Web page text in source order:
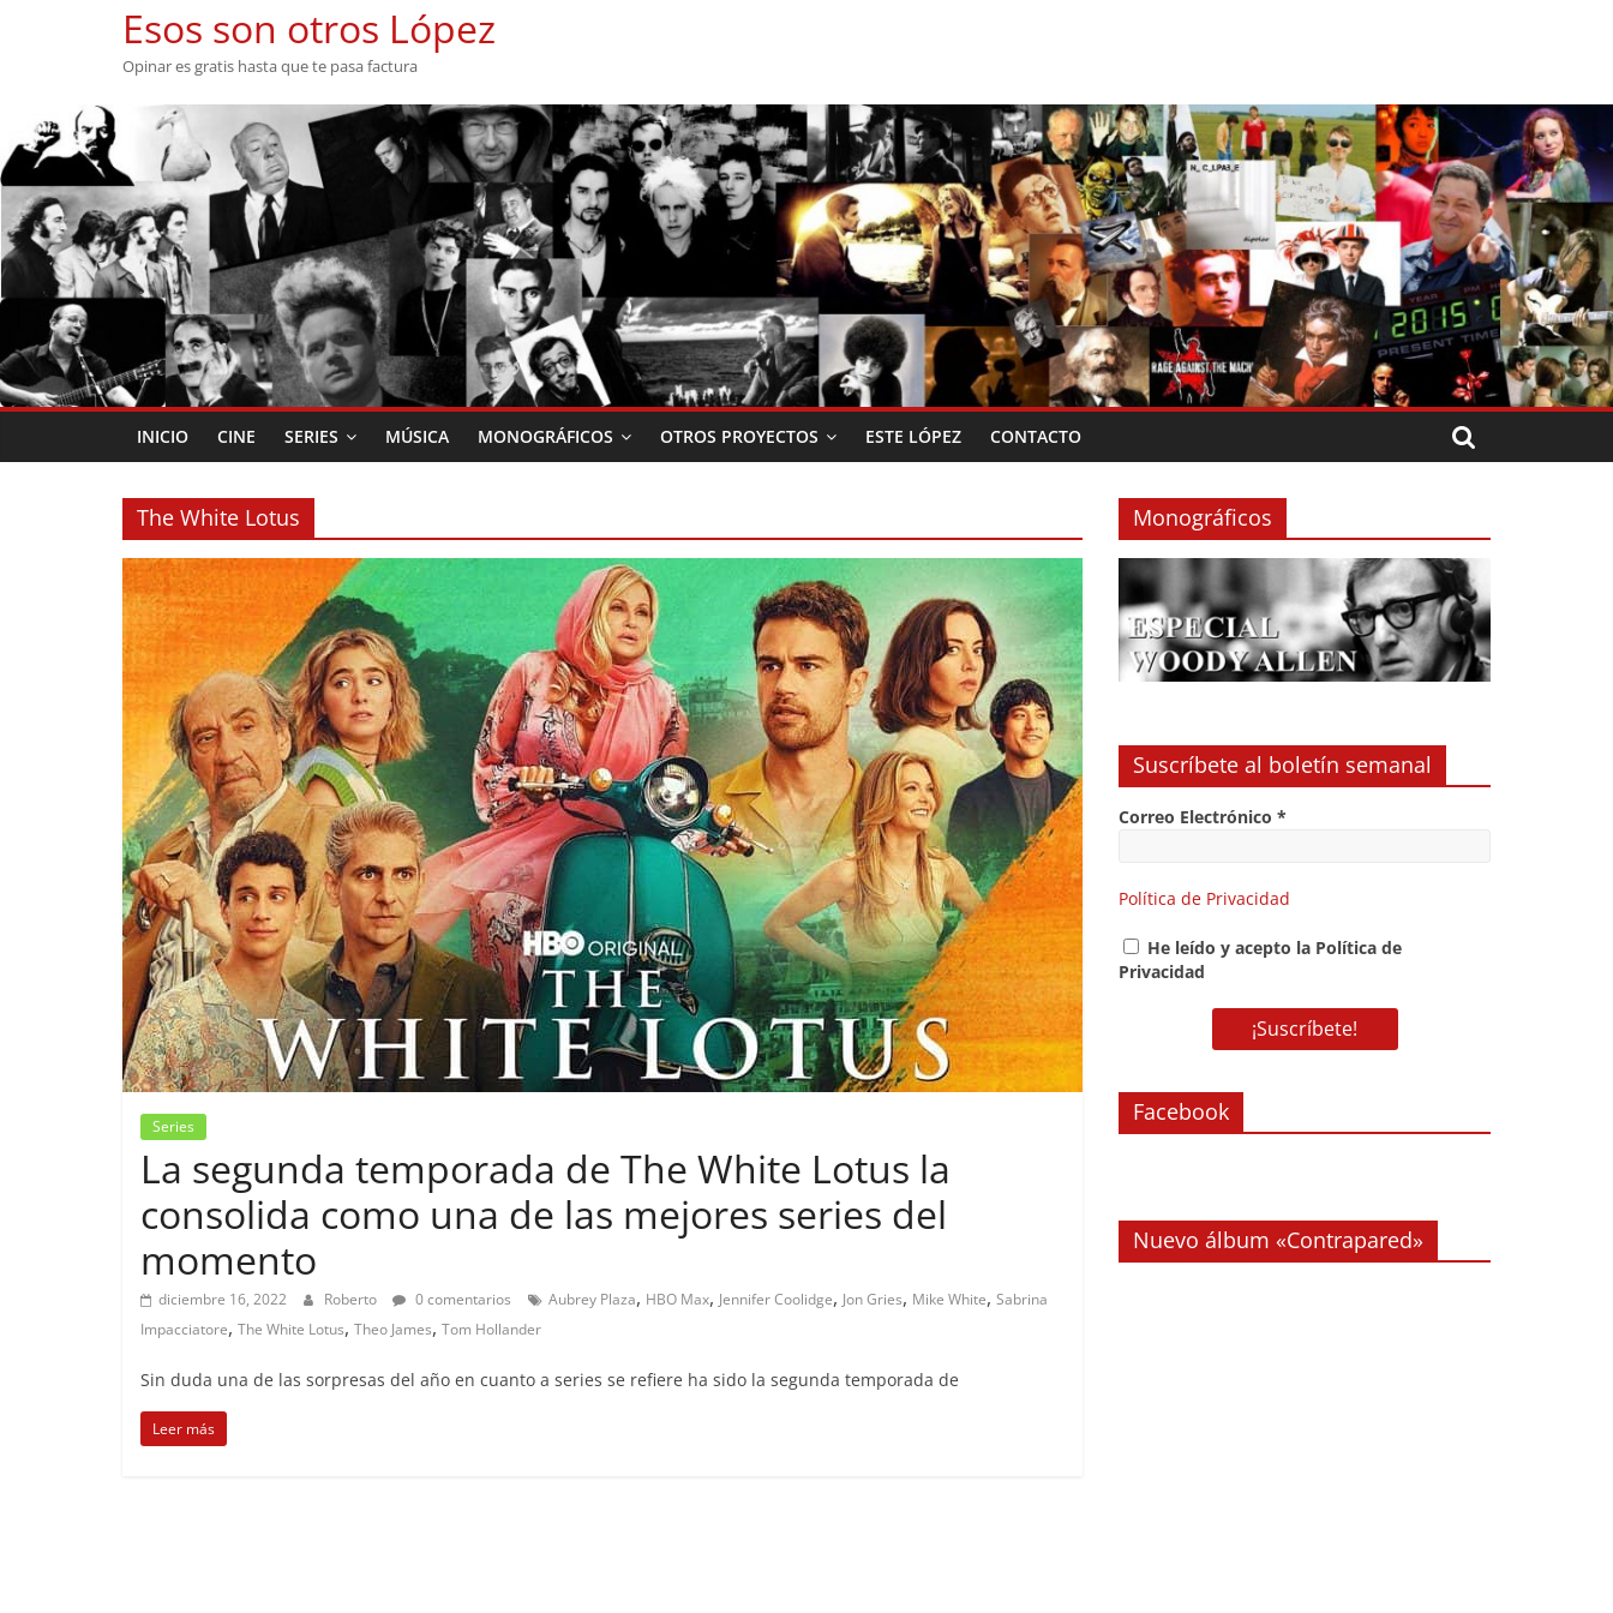
Esos son otros López
Opinar es gratis hasta que te pasa factura
INICIO CINE SERIES MÚSICA MONOGRÁFICOS OTROS PROYECTOS ESTE LÓPEZ CONTACTO
The White Lotus
Series
La segunda temporada de The White Lotus la
consolida como una de las mejores series del
momento
diciembre 16, 2022 Roberto 0 comentarios Aubrey Plaza, HBO Max, Jennifer Coolidge, Jon Gries, Mike White, Sabrina
Impacciatore, The White Lotus, Theo James, Tom Hollander
Sin duda una de las sorpresas del año en cuanto a series se refiere ha sido la segunda temporada de
Leer más
Monográficos
Suscríbete al boletín semanal
Correo Electrónico *
Política de Privacidad
He leído y acepto la Política de
Privacidad
Facebook
Nuevo álbum «Contrapared»